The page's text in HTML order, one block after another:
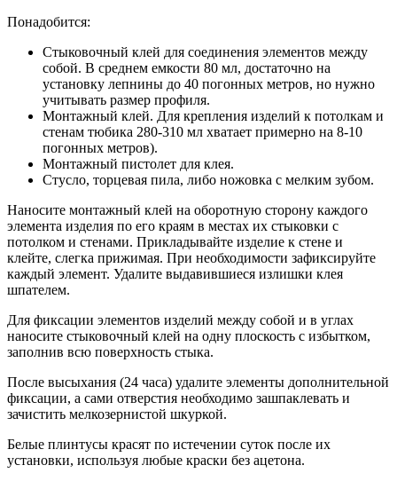
Понадобится:
Стыковочный клей для соединения элементов между
собой. В среднем емкости 80 мл, достаточно на
установку лепнины до 40 погонных метров, но нужно
учитывать размер профиля.
Монтажный клей. Для крепления изделий к потолкам и
стенам тюбика 280-310 мл хватает примерно на 8-10
погонных метров).
Монтажный пистолет для клея.
Стусло, торцевая пила, либо ножовка с мелким зубом.
Наносите монтажный клей на оборотную сторону каждого
элемента изделия по его краям в местах их стыковки с
потолком и стенами. Прикладывайте изделие к стене и
клейте, слегка прижимая. При необходимости зафиксируйте
каждый элемент. Удалите выдавившиеся излишки клея
шпателем.
Для фиксации элементов изделий между собой и в углах
наносите стыковочный клей на одну плоскость с избытком,
заполнив всю поверхность стыка.
После высыхания (24 часа) удалите элементы дополнительной
фиксации, а сами отверстия необходимо зашпаклевать и
зачистить мелкозернистой шкуркой.
Белые плинтусы красят по истечении суток после их
установки, используя любые краски без ацетона.